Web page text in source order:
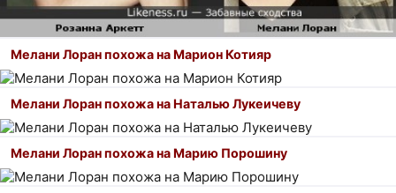
Мелани Лоран похожа на Марион Котияр
Мелани Лоран похожа на Наталью Лукеичеву
Мелани Лоран похожа на Марию Порошину